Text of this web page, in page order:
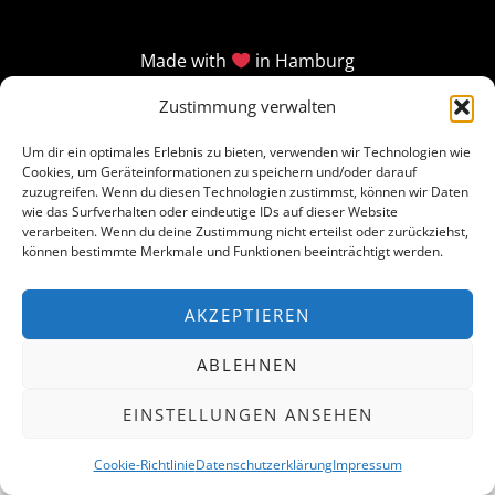
Zustimmung verwalten
Um dir ein optimales Erlebnis zu bieten, verwenden wir Technologien wie
Cookies, um Geräteinformationen zu speichern und/oder darauf
zuzugreifen. Wenn du diesen Technologien zustimmst, können wir Daten
wie das Surfverhalten oder eindeutige IDs auf dieser Website
verarbeiten. Wenn du deine Zustimmung nicht erteilst oder zurückziehst,
können bestimmte Merkmale und Funktionen beeinträchtigt werden.
AKZEPTIEREN
ABLEHNEN
EINSTELLUNGEN ANSEHEN
Cookie-RichtlinieDatenschutzerklärungImpressum
Made with in Hamburg